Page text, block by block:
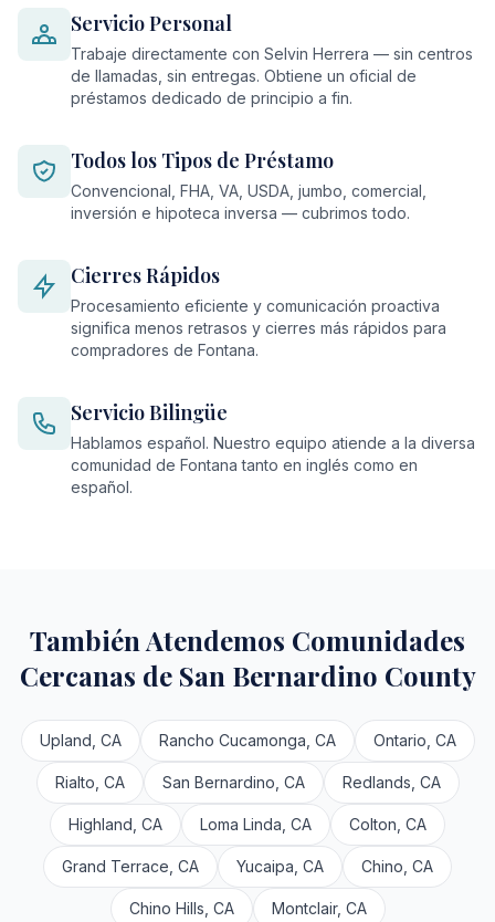
Servicio Personal
Trabaje directamente con Selvin Herrera — sin centros
de llamadas, sin entregas. Obtiene un oficial de
préstamos dedicado de principio a fin.
Todos los Tipos de Préstamo
Convencional, FHA, VA, USDA, jumbo, comercial,
inversión e hipoteca inversa — cubrimos todo.
Cierres Rápidos
Procesamiento eficiente y comunicación proactiva
significa menos retrasos y cierres más rápidos para
compradores de Fontana.
Servicio Bilingüe
Hablamos español. Nuestro equipo atiende a la diversa
comunidad de Fontana tanto en inglés como en
español.
También Atendemos Comunidades
Cercanas de San Bernardino County
Upland, CA Rancho Cucamonga, CA Ontario, CA
Rialto, CA San Bernardino, CA Redlands, CA
Highland, CA Loma Linda, CA Colton, CA
Grand Terrace, CA Yucaipa, CA Chino, CA
Chino Hills, CA Montclair, CA